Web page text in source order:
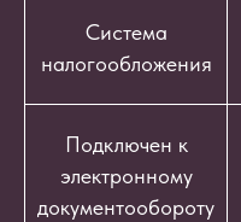
Система
налогообложения
Подключен к
электронному
документообороту